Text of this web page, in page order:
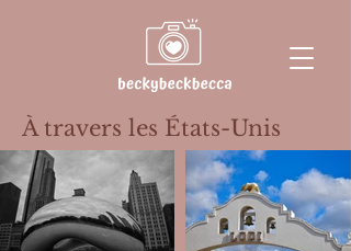
À travers les États-Unis